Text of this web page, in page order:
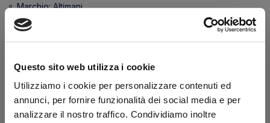
Questo sito web utilizza i cookie
Utilizziamo i cookie per personalizzare contenuti ed
annunci, per fornire funzionalità dei social media e per
analizzare il nostro traffico. Condividiamo inoltre
Marchio:Altimani
Transazione sicura
Hai la partita IVA?
Descrizione
Riferimento originale Elefantcar codice REL0002